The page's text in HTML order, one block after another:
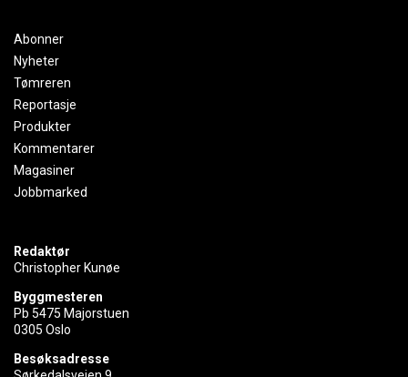
Abonner
Nyheter
Tømreren
Reportasje
Produkter
Kommentarer
Magasiner
Jobbmarked
Redaktør
Christopher Kunøe
Byggmesteren
Pb 5475 Majorstuen
0305 Oslo
Besøksadresse